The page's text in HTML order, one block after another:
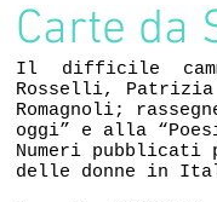
Carte da
Il difficile
Rosselli, Patrizia
Romagnoli;
oggi” e alla
Numeri pubblicati
delle donne in